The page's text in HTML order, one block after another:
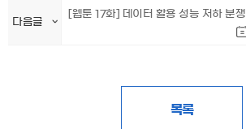
다음글
[웹툰 17화] 데이터 활용 성능 저하 분쟁
목록